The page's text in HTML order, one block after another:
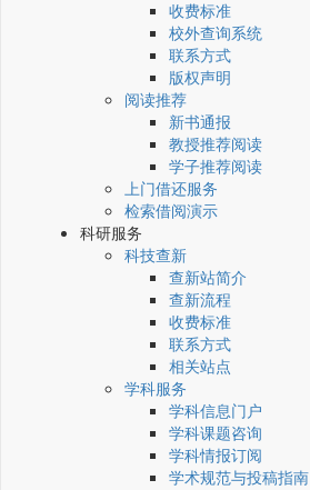
收费标准
校外查询系统
联系方式
版权声明
阅读推荐
新书通报
教授推荐阅读
学子推荐阅读
上门借还服务
检索借阅演示
科研服务
科技查新
查新站简介
查新流程
收费标准
联系方式
相关站点
学科服务
学科信息门户
学科课题咨询
学科情报订阅
学术规范与投稿指南